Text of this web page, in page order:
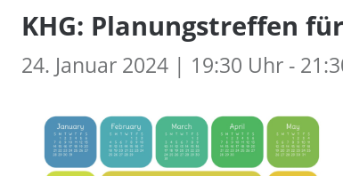
KHG: Planungstreffen
24. Januar 2024 | 19:30 Uhr -